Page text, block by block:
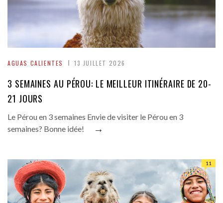
AGUAS CALIENTES 13 JUILLET 2026
3 SEMAINES AU PÉROU: LE MEILLEUR ITINÉRAIRE DE 20-
21 JOURS
Le Pérou en 3 semaines Envie de visiter le Pérou en 3
semaines? Bonne idée!
→
11